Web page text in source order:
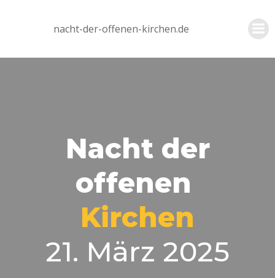
springen
nacht-der-offenen-kirchen.de
Nacht der
offenen
Kirchen
21. März 2025